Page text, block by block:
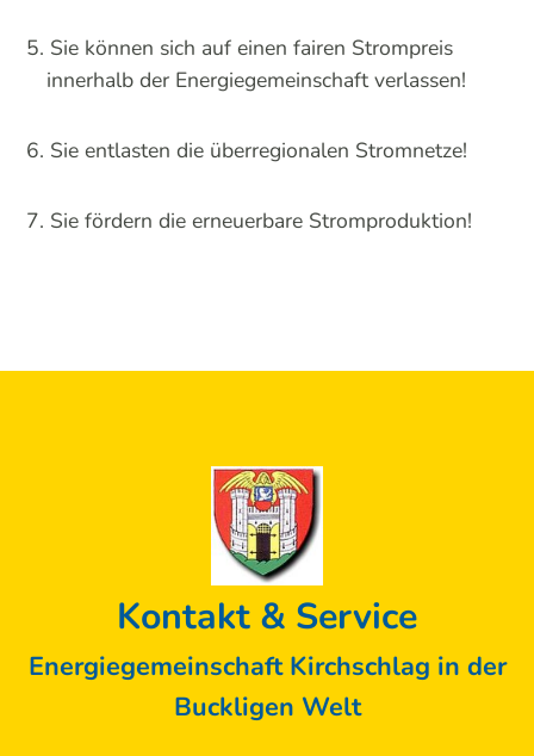
Sie können sich auf einen fairen Strompreis
innerhalb der Energiegemeinschaft verlassen!
Sie entlasten die überregionalen Stromnetze!
Sie fördern die erneuerbare Stromproduktion!
Kontakt & Service
Energiegemeinschaft Kirchschlag in der
Buckligen Welt